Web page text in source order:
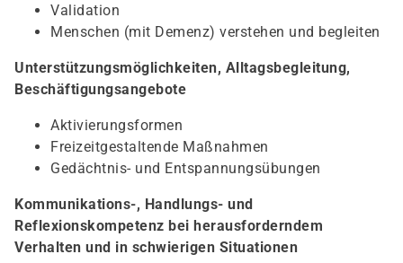
Validation
Menschen (mit Demenz) verstehen und begleiten
Unterstützungsmöglichkeiten, Alltagsbegleitung,
Beschäftigungsangebote
Aktivierungsformen
Freizeitgestaltende Maßnahmen
Gedächtnis- und Entspannungsübungen
Kommunikations-, Handlungs- und
Reflexionskompetenz bei herausforderndem
Verhalten und in schwierigen Situationen